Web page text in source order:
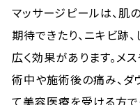
マッサージピールは、肌
期待できたり、ニキビ跡
広く効果があります。メ
術中や施術後の痛み、ダ
て美容医療を受ける方で